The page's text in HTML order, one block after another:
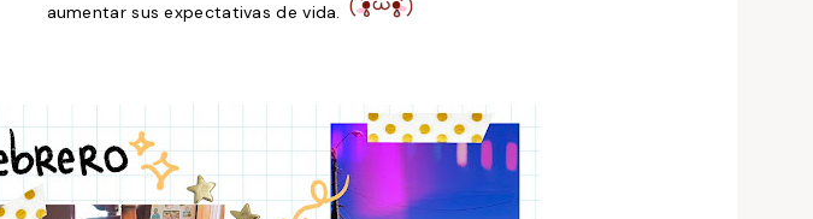
aumentar sus expectativas de vida.